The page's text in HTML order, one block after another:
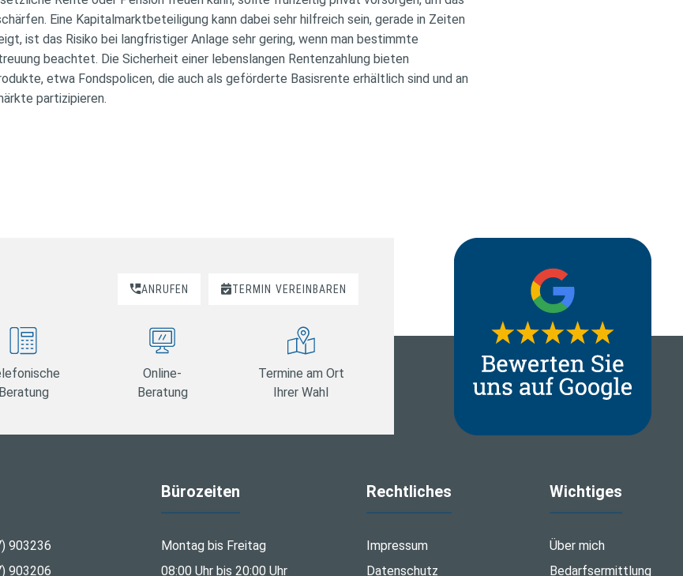
Eine Kapitalmarktbeteiligung kann dabei sehr hilfreich sein, gerade in Zeiten
ist das Risiko bei langfristiger Anlage sehr gering, wenn man bestimmte
beachtet. Die Sicherheit einer lebenslangen Rentenzahlung bieten
etwa Fondspolicen, die auch als geförderte Basisrente erhältlich sind und an
partizipieren.
ANRUFEN TERMIN VEREINBAREN
Beratung
Online-
Beratung
Termine am Ort
Ihrer Wahl
903236
903206
Bürozeiten
Montag bis Freitag
08:00 Uhr bis 20:00 Uhr
Rechtliches
Impressum
Datenschutz
Wichtiges
Über mich
Bedarfsermittlung